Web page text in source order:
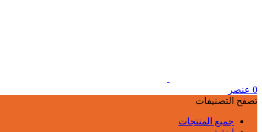
0 عنصر
تصفح التصنيفات
جميع المنتجات